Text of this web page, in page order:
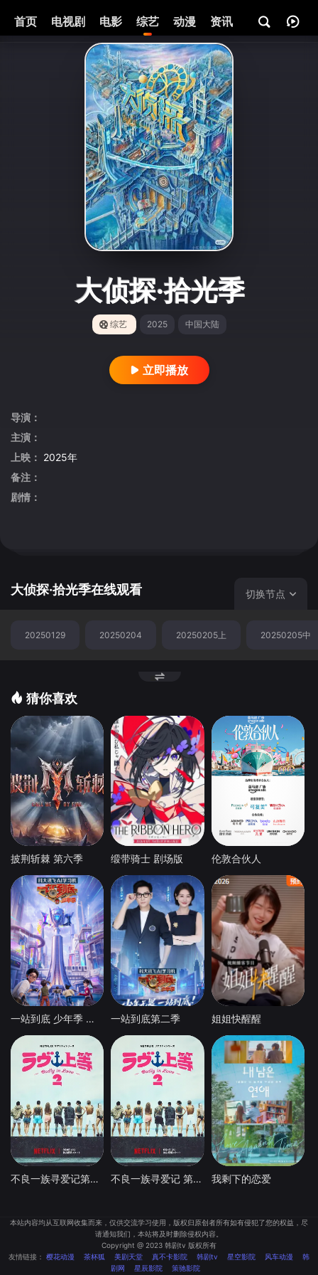
首页 电视剧 电影 综艺 动漫 资讯
大侦探·拾光季
综艺 2025 中国大陆
立即播放
导演：
主演：
上映： 2025年
备注：
剧情：
大侦探·拾光季在线观看 切换节点
20250129 20250204 20250205上 20250205中
猜你喜欢
披荆斩棘 第六季 缎带骑士 剧场版 伦敦合伙人
一站到底 少年季 第2季 一站到底第二季 姐姐快醒醒
不良一族寻爱记第二季 不良一族寻爱记 第二季 我剩下的恋爱
本站内容均从互联网收集而来，仅供交流学习使用，版权归原创者所有如有侵犯了您的权益，尽
请通知我们，本站将及时删除侵权内容。
Copyright @ 2023 韩剧tv 版权所有
友情链接： 樱花动漫 茶杯狐 美剧天堂 真不卡影院 韩剧tv 星空影院 风车动漫
韩
剧网
星辰影院 策驰影院